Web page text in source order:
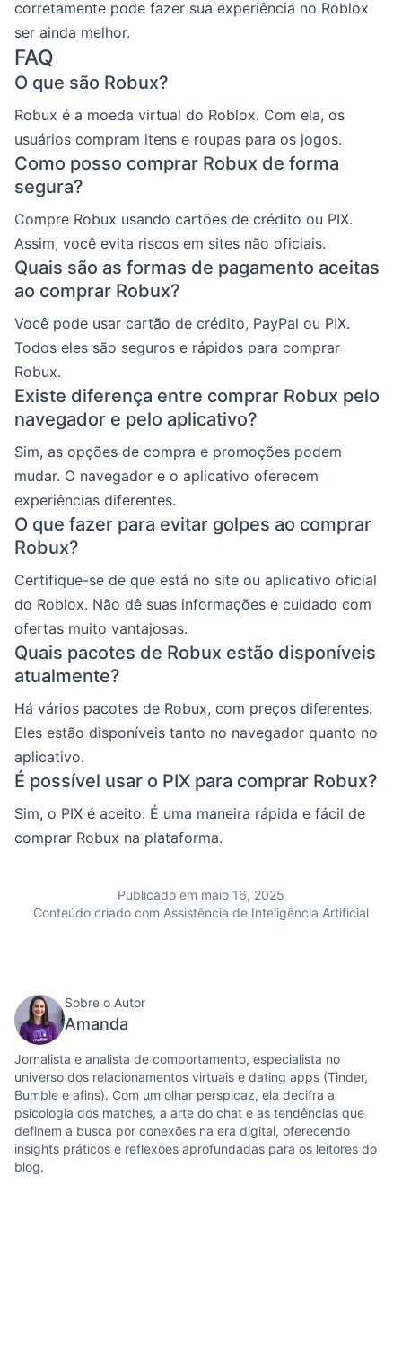
corretamente pode fazer sua experiência no Roblox
ser ainda melhor.
FAQ
O que são Robux?
Robux é a moeda virtual do Roblox. Com ela, os
usuários compram itens e roupas para os jogos.
Como posso comprar Robux de forma
segura?
Compre Robux usando cartões de crédito ou PIX.
Assim, você evita riscos em sites não oficiais.
Quais são as formas de pagamento aceitas
ao comprar Robux?
Você pode usar cartão de crédito, PayPal ou PIX.
Todos eles são seguros e rápidos para comprar
Robux.
Existe diferença entre comprar Robux pelo
navegador e pelo aplicativo?
Sim, as opções de compra e promoções podem
mudar. O navegador e o aplicativo oferecem
experiências diferentes.
O que fazer para evitar golpes ao comprar
Robux?
Certifique-se de que está no site ou aplicativo oficial
do Roblox. Não dê suas informações e cuidado com
ofertas muito vantajosas.
Quais pacotes de Robux estão disponíveis
atualmente?
Há vários pacotes de Robux, com preços diferentes.
Eles estão disponíveis tanto no navegador quanto no
aplicativo.
É possível usar o PIX para comprar Robux?
Sim, o PIX é aceito. É uma maneira rápida e fácil de
comprar Robux na plataforma.
Publicado em maio 16, 2025
Conteúdo criado com Assistência de Inteligência Artificial
Sobre o Autor
Amanda
Jornalista e analista de comportamento, especialista no
universo dos relacionamentos virtuais e dating apps (Tinder,
Bumble e afins). Com um olhar perspicaz, ela decifra a
psicologia dos matches, a arte do chat e as tendências que
definem a busca por conexões na era digital, oferecendo
insights práticos e reflexões aprofundadas para os leitores do
blog.